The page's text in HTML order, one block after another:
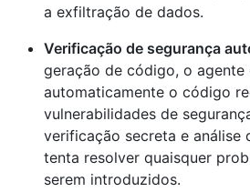
a exfiltração de dados.
Verificação de segurança
geração de código, o agente
automaticamente o código
vulnerabilidades de
verificação secreta e análise
tenta resolver quaisquer
serem introduzidos.